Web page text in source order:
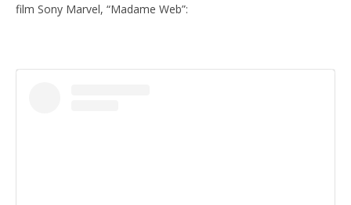
film Sony Marvel, “Madame Web”: